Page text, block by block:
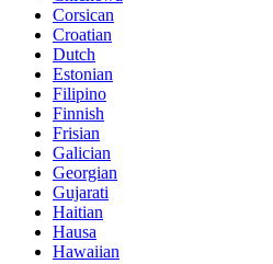
Corsican
Croatian
Dutch
Estonian
Filipino
Finnish
Frisian
Galician
Georgian
Gujarati
Haitian
Hausa
Hawaiian